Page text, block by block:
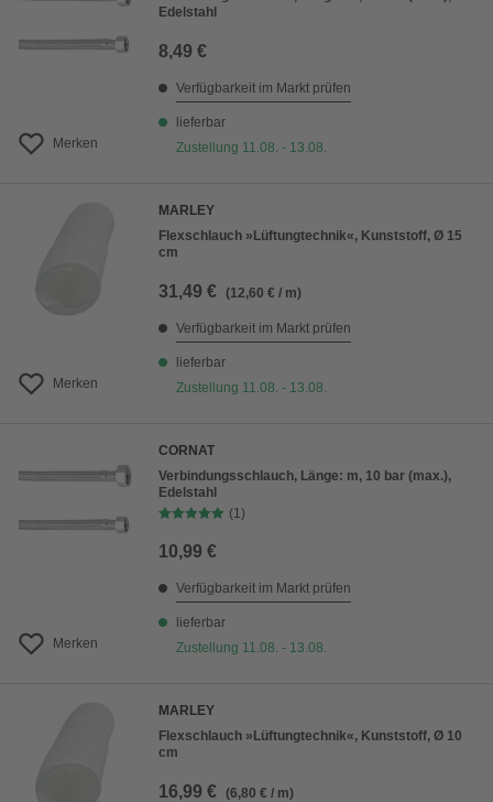
Merken
Edelstahl
8,49 €
Verfügbarkeit im Markt prüfen
lieferbar
Zustellung 11.08. - 13.08.
Merken
MARLEY
Flexschlauch »Lüftungtechnik«, Kunststoff, Ø 15
cm
31,49 € (12,60 € / m)
Verfügbarkeit im Markt prüfen
lieferbar
Zustellung 11.08. - 13.08.
Merken
CORNAT
Verbindungsschlauch, Länge: m, 10 bar (max.),
Edelstahl
(1)
10,99 €
Verfügbarkeit im Markt prüfen
lieferbar
Zustellung 11.08. - 13.08.
MARLEY
Flexschlauch »Lüftungtechnik«, Kunststoff, Ø 10
cm
16,99 € (6,80 € / m)